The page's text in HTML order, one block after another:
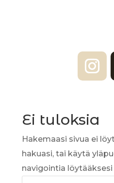
Ei tuloksia
Hakemaasi sivua ei
hakuasi, tai käytä
navigointia